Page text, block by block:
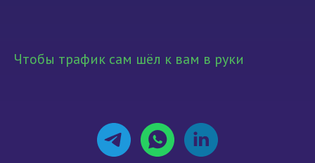
Чтобы трафик сам шёл к вам в руки